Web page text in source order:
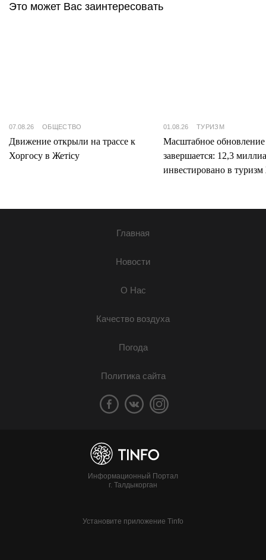
Это может Вас заинтересовать
07.08.26 ОБЩЕСТВО
Движение открыли на трассе к
Хоргосу в Жетісу
01.08.26 ТУРИЗМ
Масштабное
завершается: 12,3
инвестировано в туризм
Главная
Новости
О Нас
Качество воздуха
Погода
Политика сайта
Информационный Портал
г. Талдыкорган
Установите приложение Tinfo